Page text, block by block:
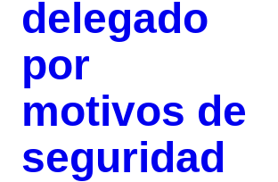
delegado
por
motivos de
seguridad